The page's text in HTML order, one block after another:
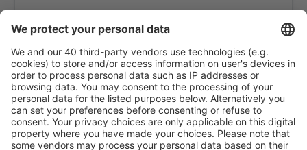
Wadi al-Dawasir Airport (WAE)
Wedjh (EJH)
Yanbu Al Bahr Abdul Mohsin bin Abdulaziz (YNB)